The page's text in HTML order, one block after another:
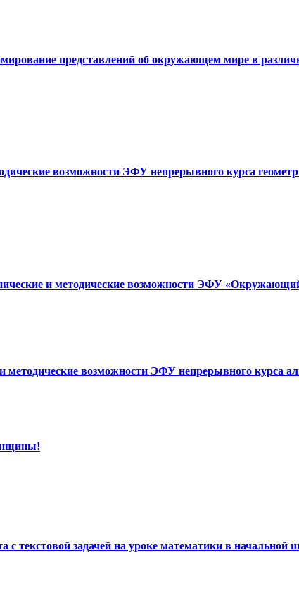
представлений об окружающем мире в
возможности ЭФУ непрерывного курса
и методические возможности ЭФУ
методические возможности ЭФУ непрерывного курса
с текстовой задачей на уроке математики в